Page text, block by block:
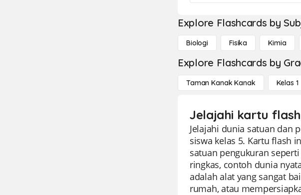
Explore Flashcards by
Biologi Fisika Kimia
Explore Flashcards by
Taman Kanak Kanak Kelas 1
Jelajahi kartu
Jelajahi dunia satuan dan
siswa kelas 5. Kartu flash
satuan pengukuran
ringkas, contoh dunia
adalah alat yang sangat
rumah, atau